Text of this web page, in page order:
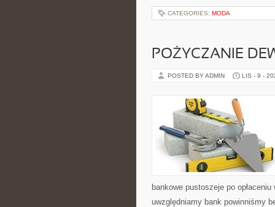
CATEGORIES: MODA
POŻYCZANIE
POSTED BY ADMIN LIS - 9 -
bankowe pustoszeje po
uwzględniamy bank powinniśmy